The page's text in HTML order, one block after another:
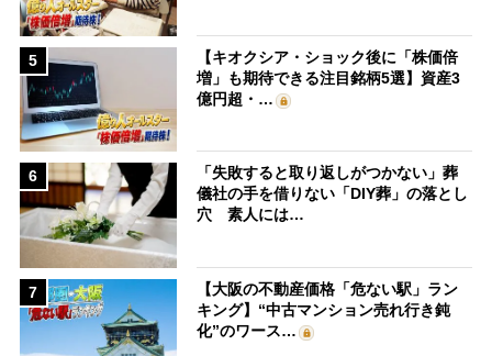
5
【キオクシア・ショック後に「株価倍
増」も期待できる注目銘柄5選】資産3
億円超・…
6
「失敗すると取り返しがつかない」葬
儀社の手を借りない「DIY葬」の落とし
穴 素人には…
7
【大阪の不動産価格「危ない駅」ラン
キング】“中古マンション売れ行き鈍
化”のワース…